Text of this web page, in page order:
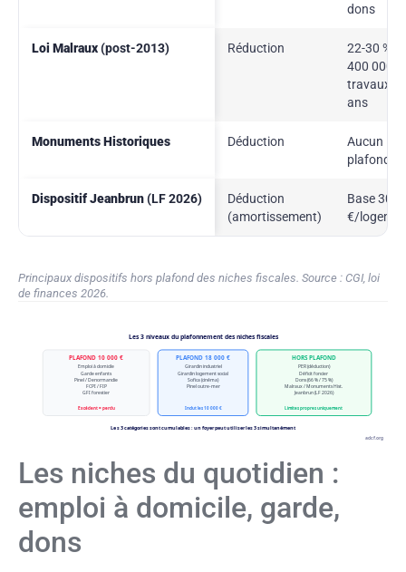
dons
Loi Malraux(post-2013) Réduction
22-30 %
400 000 €
travaux /
ans
Monuments Historiques Déduction
Aucun
plafond
Dispositif Jeanbrun(LF 2026)
Déduction
(amortissement)
Base 300
€/
Principaux dispositifs hors plafond des niches fiscales. Source : CGI, loi
de finances 2026.
Les 3 niveaux du plafonnement des niches fiscales
PLAFOND 10 000 €
Emploi à domicile
Garde enfants
Pinel / Denormandie
FCPI / FIP
GFI forestier
Excédent = perdu
PLAFOND 18 000 €
Girardin industriel
Girardin logement social
Sofica (cinéma)
Pinel outre-mer
Inclut les 10 000 €
HORS PLAFOND
PER (déduction)
Déficit foncier
Dons (66 % / 75 %)
Malraux / Monuments Hist.
Jeanbrun (LF 2026)
Limites propres uniquement
Les 3 catégories sont cumulables : un foyer peut utiliser les 3 simultanément
adcf.org
Les niches du quotidien :
emploi à domicile, garde,
dons